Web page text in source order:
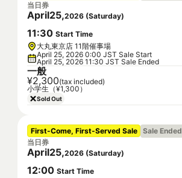
当日券
April25,2026 (Saturday)
11:30 Start Time
大丸東京店 11階催事場
April 25, 2026 0:00 JST Sale Start
April 25, 2026 11:30 JST Sale Ended
一般
¥2,300(tax included)
小学生（¥1,300）
Sold Out
First-Come, First-Served Sale Sale Ended
当日券
April25,2026 (Saturday)
12:00 Start Time